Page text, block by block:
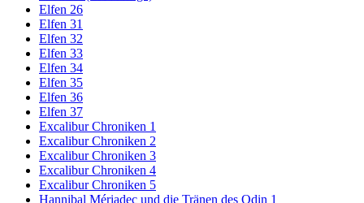
Elfen 26
Elfen 31
Elfen 32
Elfen 33
Elfen 34
Elfen 35
Elfen 36
Elfen 37
Excalibur Chroniken 1
Excalibur Chroniken 2
Excalibur Chroniken 3
Excalibur Chroniken 4
Excalibur Chroniken 5
Hannibal Mériadec und die Tränen des Odin 1